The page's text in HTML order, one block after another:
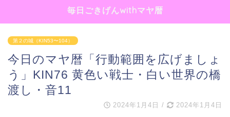
毎日ごきげんwithマヤ暦
第２の城（KIN53〜104）
今日のマヤ暦「行動範囲を広げましょ
う」KIN76 黄色い戦士・白い世界の橋
渡し・音11
2024年1月4日 / 2024年1月4日